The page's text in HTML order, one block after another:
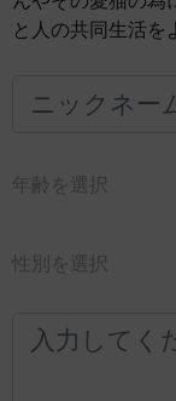
と人の共同生活を
年齢を選択
性別を選択